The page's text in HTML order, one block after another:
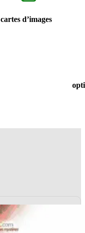
cartes d’images